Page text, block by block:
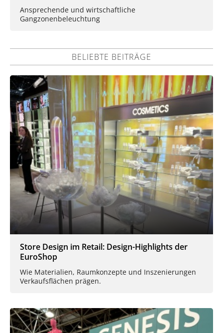
Ansprechende und wirtschaftliche
Gangzonenbeleuchtung
BELIEBTE BEITRÄGE
Store Design im Retail: Design-Highlights der
EuroShop
Wie Materialien, Raumkonzepte und Inszenierungen
Verkaufsflächen prägen.